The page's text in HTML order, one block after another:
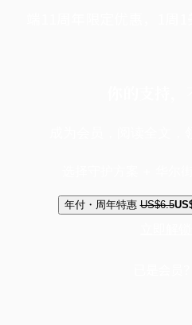
年付・周年特惠 US$6.5